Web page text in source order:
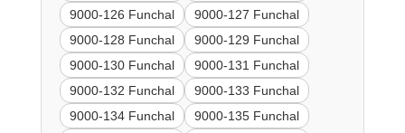
9000-126 Funchal
9000-127 Funchal
9000-128 Funchal
9000-129 Funchal
9000-130 Funchal
9000-131 Funchal
9000-132 Funchal
9000-133 Funchal
9000-134 Funchal
9000-135 Funchal